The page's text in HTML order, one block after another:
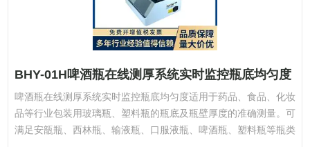
BHY-01H啤酒瓶在线测厚系统实时监控瓶底均匀度
啤酒瓶在线测厚系统实时监控瓶底均匀度适用于药品、食品、化妆
品等行业包装用玻璃瓶、塑料瓶的瓶底及瓶壁厚度的准确测量。可
满足安瓿瓶、西林瓶、输液瓶、口服液瓶、啤酒瓶、塑料瓶等瓶类